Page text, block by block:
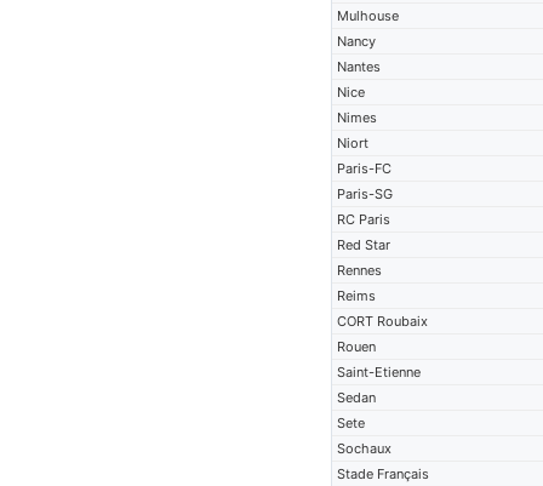
Mulhouse
Nancy
Nantes
Nice
Nimes
Niort
Paris-FC
Paris-SG
RC Paris
Red Star
Rennes
Reims
CORT Roubaix
Rouen
Saint-Etienne
Sedan
Sete
Sochaux
Stade Français